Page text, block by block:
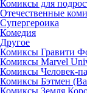
Комиксы для
Отечественные
Супергероика
Комедия
Другое
Комиксы Гравити
Комиксы Marvel
Комиксы Человек-
Комиксы Бэтмен
Комиксы Земля